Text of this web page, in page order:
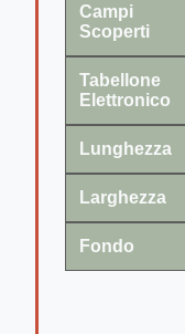
Campi
Scoperti
Tabellone
Elettronico
Lunghezza
Larghezza
Fondo